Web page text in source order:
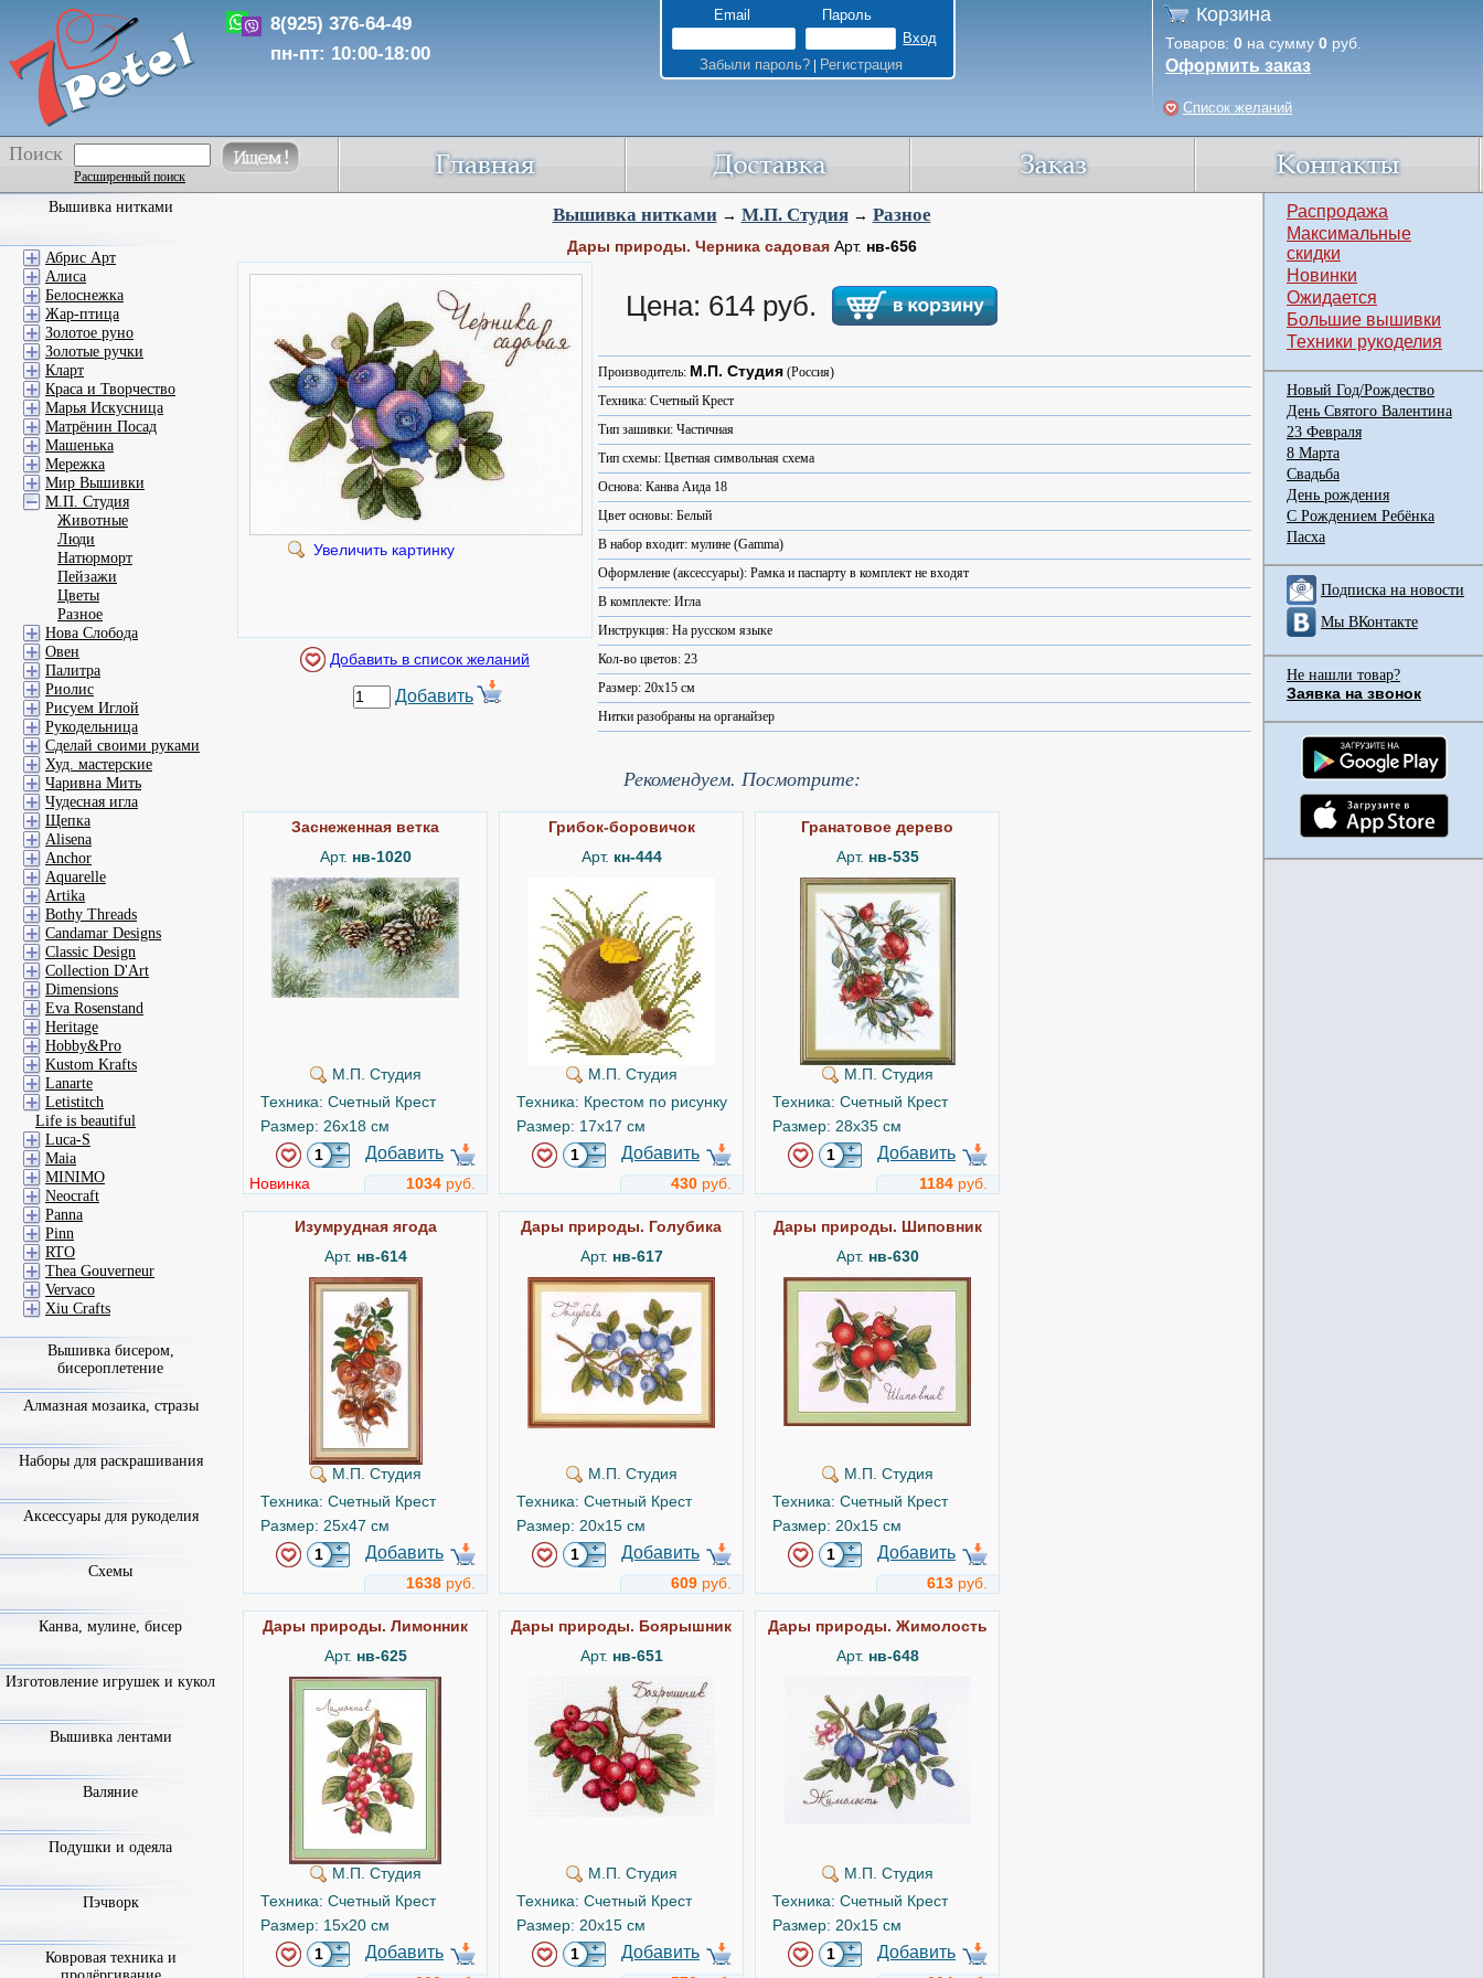
8(925) 376-64-49
пн-пт: 10:00-18:00
Email Пароль
Забыли пароль?| Регистрация
Корзина
Товаров: 0 на сумму 0 руб.
Оформить заказ
Список желаний
Поиск
Расширенный поиск
Вышивка нитками→ М.П. Студия→ Разное
Дары природы. Черника садоваяАрт. нв-656
Увеличить картинку
Добавить
Цена: 614 руб.
Производитель: М.П. Студия (Россия)
Техника: Счетный Крест
Тип зашивки: Частичная
Тип схемы: Цветная символьная схема
Основа: Канва Аида 18
Цвет основы: Белый
В набор входит: мулине (Gamma)
Оформление (аксессуары): Рамка и паспарту в комплект не входят
В комплекте: Игла
Инструкция: На русском языке
Кол-во цветов: 23
Размер: 20x15 см
Нитки разобраны на органайзер
Рекомендуем. Посмотрите:
Заснеженная ветка
Арт. нв-1020
М.П. Студия
Техника: Счетный Крест
Размер: 26x18 см
Добавить
Новинка 1034 руб.
Грибок-боровичок
Арт. кн-444
М.П. Студия
Техника: Крестом по рисунку
Размер: 17x17 см
Добавить
430 руб.
Гранатовое дерево
Арт. нв-535
М.П. Студия
Техника: Счетный Крест
Размер: 28x35 см
Добавить
1184 руб.
Изумрудная ягода
Арт. нв-614
М.П. Студия
Техника: Счетный Крест
Размер: 25x47 см
Добавить
1638 руб.
Дары природы. Голубика
Арт. нв-617
М.П. Студия
Техника: Счетный Крест
Размер: 20x15 см
Добавить
609 руб.
Дары природы. Шиповник
Арт. нв-630
М.П. Студия
Техника: Счетный Крест
Размер: 20x15 см
Добавить
613 руб.
Дары природы. Лимонник
Арт. нв-625
М.П. Студия
Техника: Счетный Крест
Размер: 15x20 см
Добавить
Дары природы. Боярышник
Арт. нв-651
М.П. Студия
Техника: Счетный Крест
Размер: 20x15 см
Добавить
Дары природы. Жимолость
Арт. нв-648
М.П. Студия
Техника: Счетный Крест
Размер: 20x15 см
Добавить
Вышивка нитками
Абрис Арт
Алиса
Белоснежка
Жар-птица
Золотое руно
Золотые ручки
Кларт
Краса и Творчество
Марья Искусница
Матрёнин Посад
Машенька
Мережка
Мир Вышивки
М.П. Студия
Животные
Люди
Натюрморт
Пейзажи
Цветы
Разное
Нова Слобода
Овен
Палитра
Риолис
Рисуем Иглой
Рукодельница
Сделай своими руками
Худ. мастерские
Чаривна Мить
Чудесная игла
Щепка
Alisena
Anchor
Aquarelle
Artika
Bothy Threads
Candamar Designs
Classic Design
Collection D'Art
Dimensions
Eva Rosenstand
Heritage
Hobby&Pro
Kustom Krafts
Lanarte
Letistitch
Life is beautiful
Luca-S
Maia
MINIMO
Neocraft
Panna
Pinn
RTO
Thea Gouverneur
Vervaco
Xiu Crafts
Вышивка бисером,
бисероплетение
Алмазная мозаика, стразы
Наборы для раскрашивания
Аксессуары для рукоделия
Схемы
Канва, мулине, бисер
Изготовление игрушек и кукол
Вышивка лентами
Валяние
Подушки и одеяла
Пэчворк
Ковровая техника и
Распродажа
Максимальные
скидки
Новинки
Ожидается
Большие вышивки
Техники рукоделия
Новый Год/Рождество
День Святого Валентина
23 Февраля
8 Марта
Свадьба
День рождения
С Рождением Ребёнка
Пасха
Подписка на новости
Мы ВКонтакте
Не нашли товар?
Заявка на звонок